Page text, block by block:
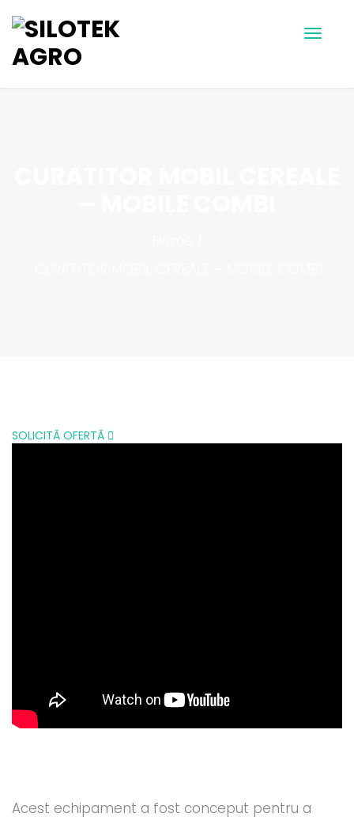
SOLICITĂ OFERTĂ
Acest echipament a fost conceput pentru a